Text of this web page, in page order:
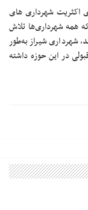
اکثریت شهرداری های
همه شهرداری‌ها تلاش
شهرداری شیراز به‌طور
در این حوزه داشته